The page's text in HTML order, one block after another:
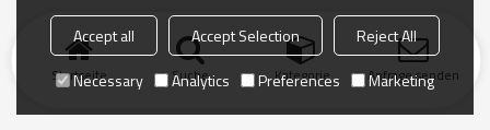
Startseite Suche Kategorie Anfrage senden
Accept all Accept Selection
Reject All
Necessary
Analytics Preferences Marketing